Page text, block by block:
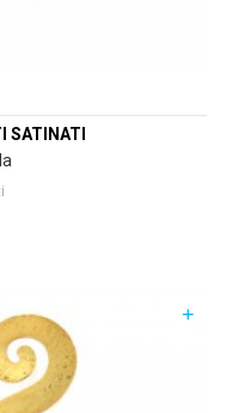
SATINATI
+